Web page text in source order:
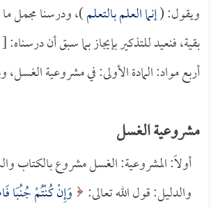
ويقول: (إنما العلم بالتعلم)، ودرسنا مجمل
بقية، فنعيد للتذكير بإيجاز بما سبق أن
أربع مواد: المادة الأولى: في مشروعية الغسل،
مشروعية الغسل
أولاً: المشروعية: الغسل مشروع بالكتاب
والدليل: قول الله تعالى:
وَإِنْ كُنْتُمْ جُنُبًا